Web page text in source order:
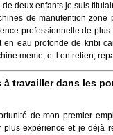
deux enfants je suis
de manutention
professionnelle de
eau profonde de kribi
meme, et l entretien,
travailler dans les
de mon premier
expérience et je déjà